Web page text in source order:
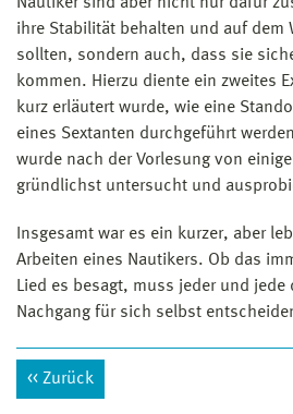
ihre Stabilität behalten und auf dem
sollten, sondern auch, dass sie
kommen. Hierzu diente ein zweites
kurz erläutert wurde, wie eine
eines Sextanten durchgeführt
wurde nach der Vorlesung von
gründlichst untersucht und
Insgesamt war es ein kurzer, aber
Arbeiten eines Nautikers. Ob das
Lied es besagt, muss jeder und jede
Nachgang für sich selbst
Zurück